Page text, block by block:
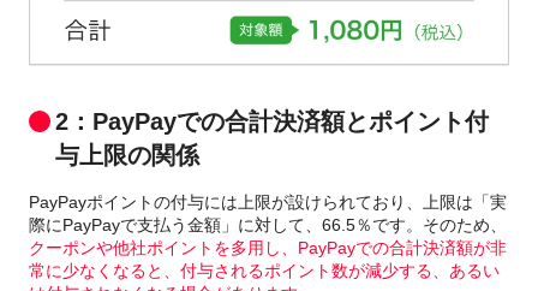
2：PayPayでの合計決済額とポイント付
与上限の関係
PayPayポイントの付与には上限が設けられており、上限は「実
際にPayPayで支払う金額」に対して、66.5％です。そのため、
クーポンや他社ポイントを多用し、PayPayでの合計決済額が非
常に少なくなると、付与されるポイント数が減少する、あるい